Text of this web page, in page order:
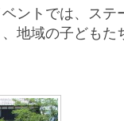
ントでは、ステ
地域の子どもた